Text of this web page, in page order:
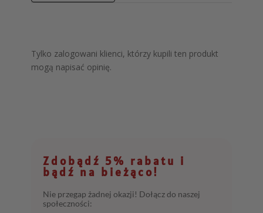
Tylko zalogowani klienci, którzy kupili ten produkt
mogą napisać opinię.
Zdobądź 5% rabatu i
bądź na bieżąco!
Nie przegap żadnej okazji! Dołącz do naszej
społeczności: